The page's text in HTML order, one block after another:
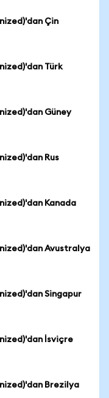
Çin
Türk
Güney
Rus
Kanada
Avustralya
Singapur
İsviçre
Brezilya